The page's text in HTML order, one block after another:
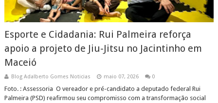
Esporte e Cidadania: Rui Palmeira reforça
apoio a projeto de Jiu-Jitsu no Jacintinho em
Maceió
Blog Adalberto Gomes Noticias maio 07, 2026 0
Foto. : Assessoria O vereador e pré-candidato a deputado federal Rui
Palmeira (PSD) reafirmou seu compromisso com a transformação social